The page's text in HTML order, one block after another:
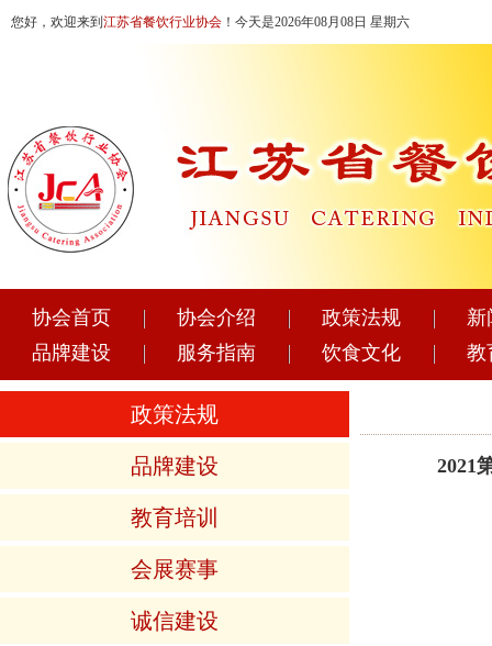
您好，欢迎来到 江苏省餐饮行业协会 ！今天是2026年08月08日 星期六
协会首页 协会介绍 政策法规
新
品牌建设
服务指南 饮食文化 教
政策法规
品牌建设
教育培训
会展赛事
诚信建设
2021